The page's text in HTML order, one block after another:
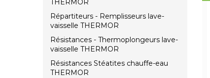
THERMOR
Répartiteurs - Remplisseurs lave-
vaisselle THERMOR
Résistances - Thermoplongeurs lave-
vaisselle THERMOR
Résistances Stéatites chauffe-eau
THERMOR